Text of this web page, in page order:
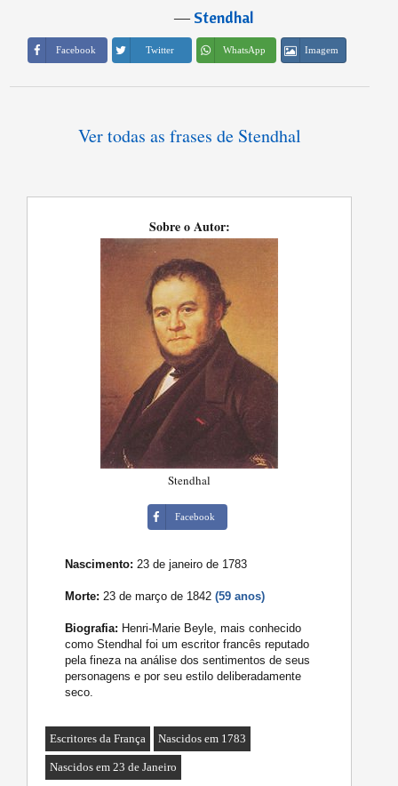
―Stendhal
Facebook Twitter WhatsApp Imagem
Ver todas as frases de Stendhal
Sobre o Autor:
Stendhal
Facebook
Nascimento: 23 de janeiro de 1783
Morte: 23 de março de 1842(59 anos)
Biografia: Henri-Marie Beyle, mais conhecido
como Stendhal foi um escritor francês reputado
pela fineza na análise dos sentimentos de seus
personagens e por seu estilo deliberadamente
seco.
Escritores da França Nascidos em 1783
Nascidos em 23 de Janeiro